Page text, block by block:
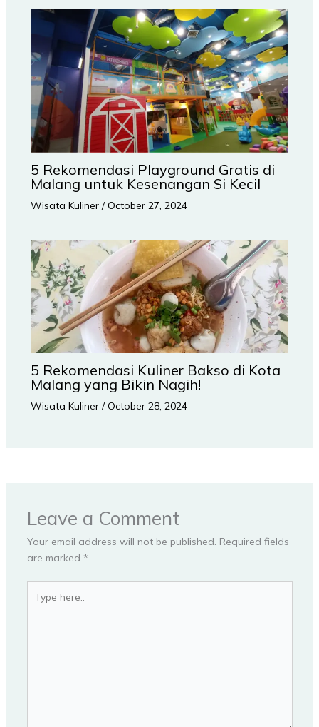
5 Rekomendasi Playground Gratis di
Malang untuk Kesenangan Si Kecil
Wisata Kuliner/October 27, 2024
5 Rekomendasi Kuliner Bakso di Kota
Malang yang Bikin Nagih!
Wisata Kuliner/October 28, 2024
Leave a Comment
Your email address will not be published. Required fields
are marked *
here..